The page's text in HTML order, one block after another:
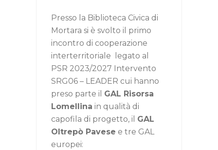
Presso la Biblioteca Civica di
Mortara si è svolto il primo
incontro di cooperazione
interterritoriale legato al
PSR 2023/2027 Intervento
SRG06 – LEADER cui hanno
preso parte il GAL Risorsa
Lomellina in qualità di
capofila di progetto, il GAL
Oltrepò Pavese e tre GAL
europei: